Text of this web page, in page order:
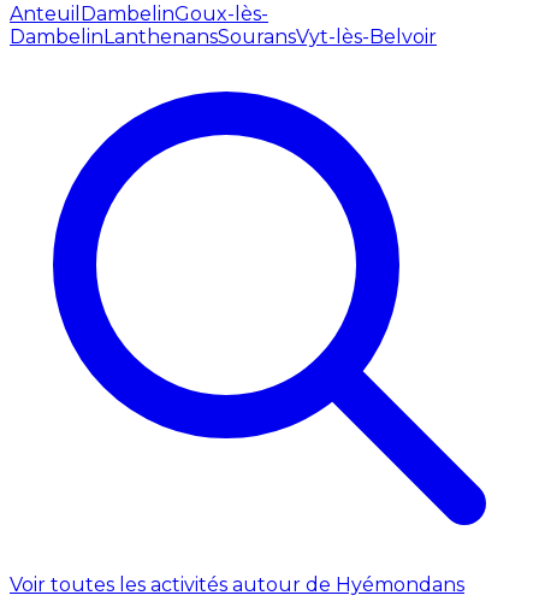
Anteuil DambelinGoux-lès-
DambelinLanthenansSouransVyt-lès-Belvoir
Voir toutes les activités autour de Hyémondans